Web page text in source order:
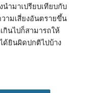
ำมาเปรียบเทียบกับ
ามเสี่ยงอันตรายขึ้น
กินไปก็สามารถให้
ด้ยินผิดปกติไปบ้าง